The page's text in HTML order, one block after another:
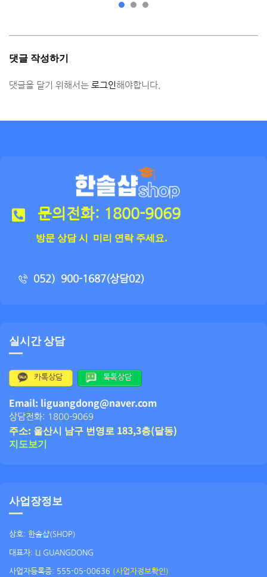
댓글 작성하기
댓글을 달기 위해서는 로그인해야합니다.
문의전화: 1800-9069
방문 상담 시 미리 연락 주세요.
052）900-1687(상담02)
실시간 상담
카톡상담 톡톡상담
Email: liguangdong@naver.com
상담전화: 1800-9069
주소: 울산시 남구 번영로 183,3층(달동)
지도보기
사업장정보
상호: 한솔샵(SHOP)
대표자: LI GUANGDONG
사업자등록증: 555-05-00636 (사업자정보확인)